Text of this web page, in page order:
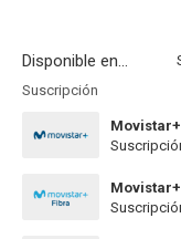
Disponible en...
Suscripción
Movistar+